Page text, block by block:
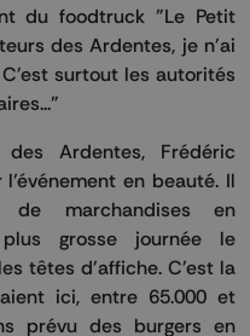
du foodtruck "Le Petit
des Ardentes, je n'ai
surtout les autorités
Ardentes, Frédéric
en beauté. Il
marchandises en
grosse journée le
têtes d'affiche. C'est la
ici, entre 65.000 et
prévu des burgers en